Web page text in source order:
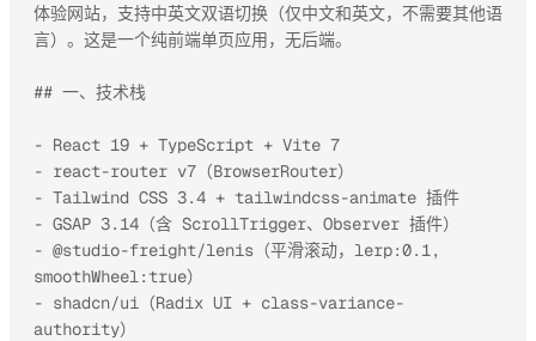
体验网站，支持中英文双语切换（仅中文和英文，不需要其他语
言）。这是一个纯前端单页应用，无后端。
## 一、技术栈
- React 19 + TypeScript + Vite 7
- react-router v7（BrowserRouter）
- Tailwind CSS 3.4 + tailwindcss-animate 插件
- GSAP 3.14（含 ScrollTrigger、Observer 插件）
- @studio-freight/lenis（平滑滚动，lerp:0.1,
smoothWheel:true）
- shadcn/ui（Radix UI + class-variance-
authority）